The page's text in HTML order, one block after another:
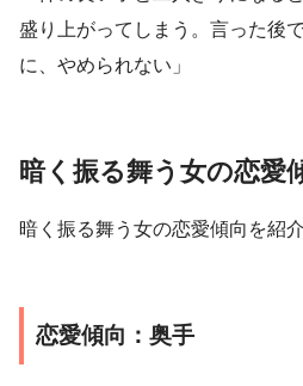
盛り上がってしまう。言った後
に、やめられない」
暗く振る舞う女の恋愛
暗く振る舞う女の恋愛傾向を紹
恋愛傾向：奥手